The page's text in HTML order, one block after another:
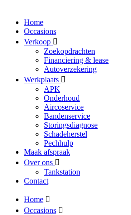
Home
Occasions
Verkoop
Zoekopdrachten
Financiering & lease
Autoverzekering
Werkplaats
APK
Onderhoud
Aircoservice
Bandenservice
Storingsdiagnose
Schadeherstel
Pechhulp
Maak afspraak
Over ons
Tankstation
Contact
Home
Occasions